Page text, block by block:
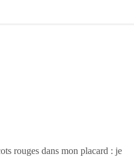
rouges dans mon placard : je